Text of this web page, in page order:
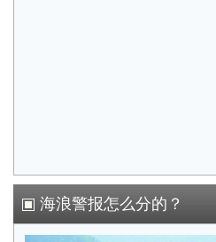
海浪警报怎么分的？